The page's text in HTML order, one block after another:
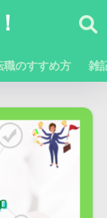
職のすすめ方 雑